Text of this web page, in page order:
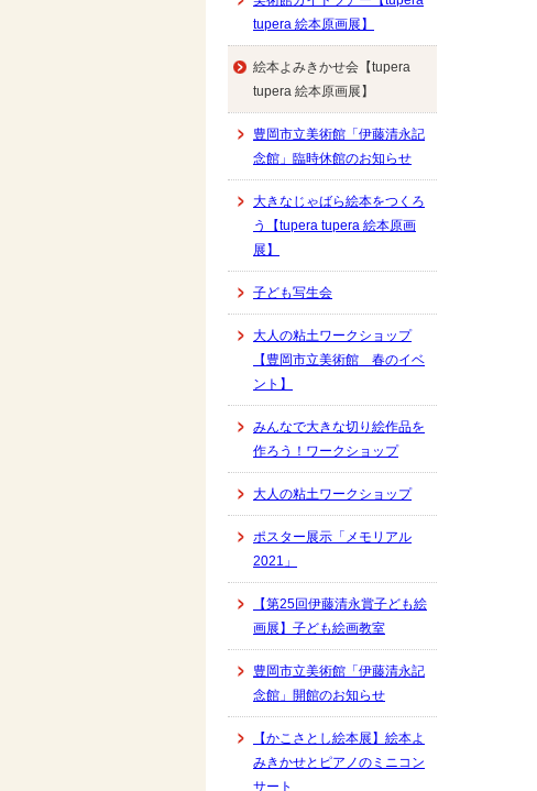
tupera 絵本原画展】
絵本よみきかせ会【tupera
tupera 絵本原画展】
豊岡市立美術館「伊藤清永記
念館」臨時休館のお知らせ
大きなじゃばら絵本をつくろ
う【tupera tupera 絵本原画
展】
子ども写生会
大人の粘土ワークショップ
【豊岡市立美術館 春のイベ
ント】
みんなで大きな切り絵作品を
作ろう！ワークショップ
大人の粘土ワークショップ
ポスター展示「メモリアル
2021」
【第25回伊藤清永賞子ども絵
画展】子ども絵画教室
豊岡市立美術館「伊藤清永記
念館」開館のお知らせ
【かこさとし絵本展】絵本よ
みきかせとピアノのミニコン
サート